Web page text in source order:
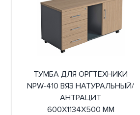
ТУМБА ДЛЯ ОРГТЕХНИКИ
NPW-410 ВЯЗ НАТУРАЛЬНЫЙ/
АНТРАЦИТ
600X1134X500 ММ